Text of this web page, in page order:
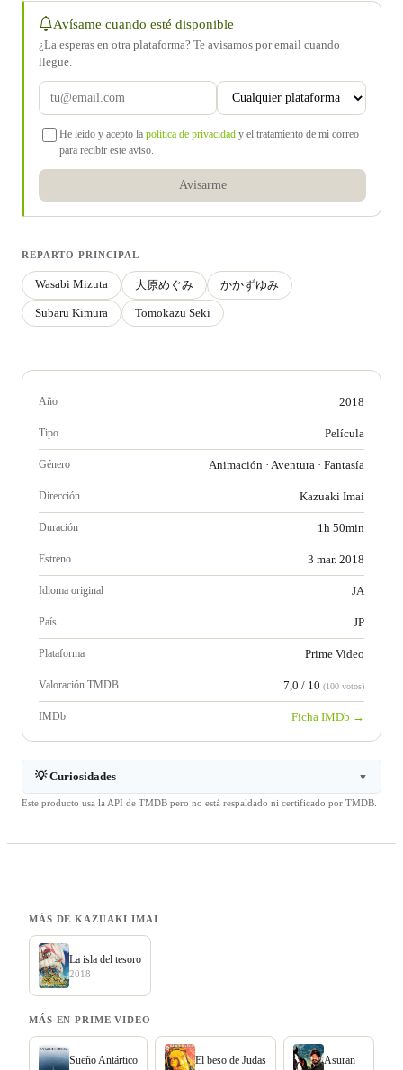
Avísame cuando esté disponible
¿La esperas en otra plataforma? Te avisamos por email cuando
llegue.
He leído y acepto la política de privacidad y el tratamiento de mi correo
para recibir este aviso.
Avisarme
REPARTO PRINCIPAL
Wasabi Mizuta 大原めぐみ かかずゆみ
Subaru Kimura Tomokazu Seki
Año 2018
Tipo Película
Género Animación · Aventura · Fantasía
Dirección Kazuaki Imai
Duración 1h 50min
Estreno 3 mar. 2018
Idioma original JA
País JP
Plataforma Prime Video
Valoración TMDB 7,0 / 10 (100 votos)
IMDb Ficha IMDb →
💡 Curiosidades ▼
Este producto usa la API de TMDB pero no está respaldado ni certificado por TMDB.
MÁS DE KAZUAKI IMAI
La isla del tesoro
2018
MÁS EN PRIME VIDEO
Sueño Antártico El beso de Judas Asuran